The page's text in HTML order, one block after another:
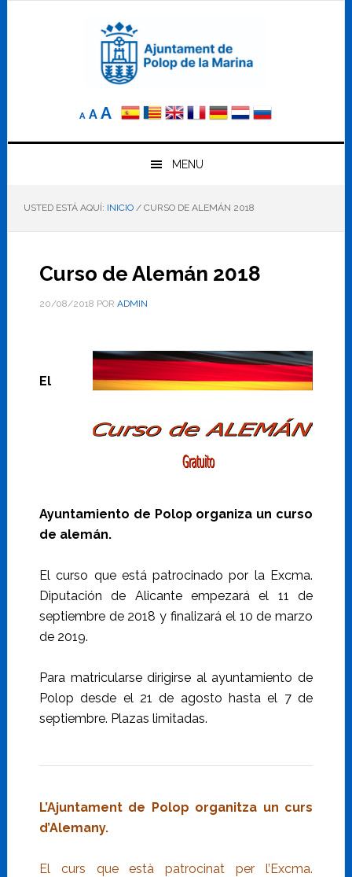
A
Reducir
elA Tamaño
AAumentar
el
tamaño
letra
MENU
USTED ESTÁ AQUÍ: INICIO /CURSO DE ALEMÁN 2018
Curso de Alemán 2018
20/08/2018 POR ADMIN
El
Ayuntamiento de Polop organiza un curso
de alemán.
El curso que está patrocinado por la Excma.
Diputación de Alicante empezará el 11 de
septiembre de 2018 y finalizará el 10 de marzo
de 2019.
Para matricularse dirigirse al ayuntamiento de
Polop desde el 21 de agosto hasta el 7 de
septiembre. Plazas limitadas.
L’Ajuntament de Polop organitza un curs
d’Alemany.
El curs que està patrocinat per l’Excma.